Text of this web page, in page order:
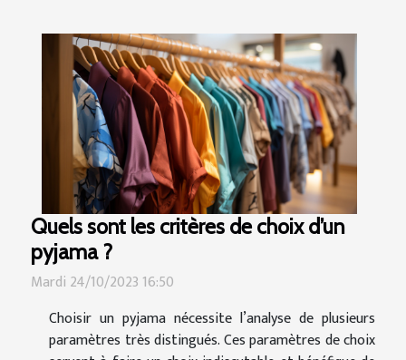
Quels sont les critères de choix d’un
pyjama ?
Mardi 24/10/2023 16:50
Choisir un pyjama nécessite l’analyse de plusieurs
paramètres très distingués. Ces paramètres de choix